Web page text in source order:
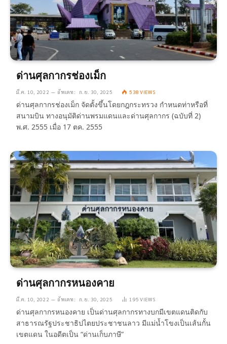
ด่านศุลกากรช่องเม็ก
มี.ค. 10, 2022 อัพเดท: ก.ย. 30, 2025 538VIEWS
ด่านศุลกากรช่องเม็ก จัดตั้งขึ้นโดยกฎกระทรวง กำหนดท่าหรือที่
สนามบิน ทางอนุมัติด่านพรมแดนและด่านศุลกากร (ฉบับที่ 2)
พ.ศ. 2555 เมื่อ 17 ตค. 2555
ด่านศุลกากรหนองคาย
มี.ค. 10, 2022 อัพเดท: ก.ย. 30, 2025 195VIEWS
ด่านศุลกากรหนองคาย เป็นด่านศุลกากรทางบกมีเขตแดนติดกับ
สาธารณรัฐประชาธิปไตยประชาชนลาว มีแม่น้ำโขงเป็นเส้นกั้น
เขตแดน ในอดีตเป็น “ด่านเก็บภาษี”